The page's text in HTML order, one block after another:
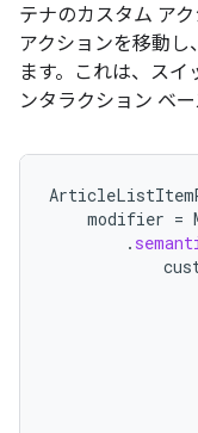
テナのカスタム ア
アクションを移動し
ます。これは、ス
ンタラクション ベ
modifier =
.